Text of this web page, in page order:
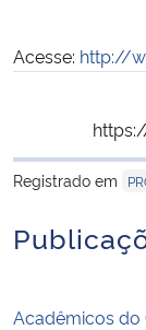
Acesse: http://
Registrado em
Acadêmicos do